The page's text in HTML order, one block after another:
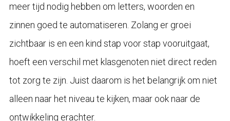
meer tijd nodig hebben om letters, woorden en
zinnen goed te automatiseren. Zolang er groei
zichtbaar is en een kind stap voor stap vooruitgaat,
hoeft een verschil met klasgenoten niet direct reden
tot zorg te zijn. Juist daarom is het belangrijk om niet
alleen naar het niveau te kijken, maar ook naar de
ontwikkeling erachter.